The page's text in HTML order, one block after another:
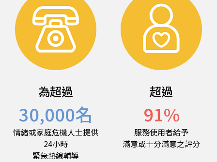
為超過
30,000名
情緒或家庭危機人士提供
24小時
緊急熱線輔導
超過
91%
服務使用者給予
滿意或十分滿意之評分